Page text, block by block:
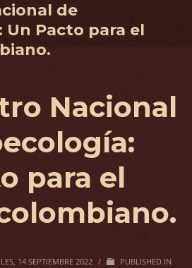
de
Pacto para el
Nacional
para el
14 SEPTIEMBRE 2022 /
PUBLISHED IN